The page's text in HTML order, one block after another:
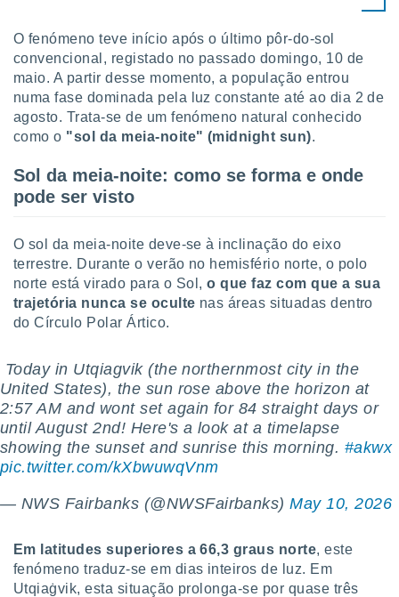
ou
Pode
de
ao
nós e
únicos
para
e
como a
sitio
de
possam
seus
com
O fenómeno teve início após o último pôr-do-sol
convencional, registado no passado domingo, 10 de
maio. A partir desse momento, a população entrou
numa fase dominada pela luz constante até ao dia 2 de
agosto. Trata-se de um fenómeno natural conhecido
como o "sol da meia-noite" (midnight sun).
Sol da meia-noite: como se forma e onde
pode ser visto
O sol da meia-noite deve-se à inclinação do eixo
terrestre. Durante o verão no hemisfério norte, o polo
norte está virado para o Sol,o que faz com que a sua
trajetória nunca se oculte nas áreas situadas dentro
do Círculo Polar Ártico.
️ Today in Utqiagvik (the northernmost city in the
United States), the sun rose above the horizon at
2:57 AM and wont set again for 84 straight days or
until August 2nd! Here's a look at a timelapse
showing the sunset and sunrise this morning. #akwx
pic.twitter.com/kXbwuwqVnm
— NWS Fairbanks (@NWSFairbanks)May 10, 2026
Em latitudes superiores a 66,3 graus norte, este
fenómeno traduz-se em dias inteiros de luz. Em
Utqiaġvik, esta situação prolonga-se por quase três